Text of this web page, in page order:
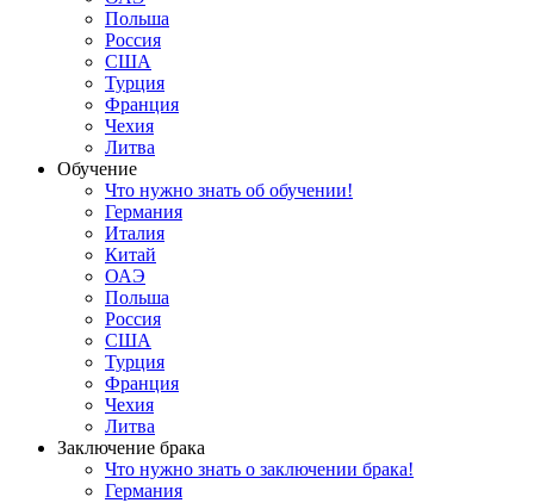
Польша
Россия
США
Турция
Франция
Чехия
Литва
Обучение
Что нужно знать об обучении!
Германия
Италия
Китай
ОАЭ
Польша
Россия
США
Турция
Франция
Чехия
Литва
Заключение брака
Что нужно знать о заключении брака!
Германия